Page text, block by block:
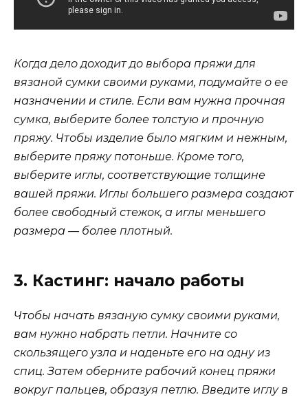
Когда дело доходит до выбора пряжи для
вязаной сумки своими руками, подумайте о ее
назначении и стиле. Если вам нужна прочная
сумка, выберите более толстую и прочную
пряжу. Чтобы изделие было мягким и нежным,
выберите пряжу потоньше. Кроме того,
выберите иглы, соответствующие толщине
вашей пряжи. Иглы большего размера создают
более свободный стежок, а иглы меньшего
размера — более плотный.
3. Кастинг: начало работы
Чтобы начать вязаную сумку своими руками,
вам нужно набрать петли. Начните со
скользящего узла и наденьте его на одну из
спиц. Затем оберните рабочий конец пряжи
вокруг пальцев, образуя петлю. Введите иглу в